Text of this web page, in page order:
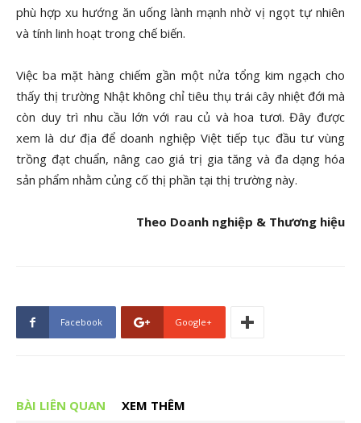
phù hợp xu hướng ăn uống lành mạnh nhờ vị ngọt tự nhiên
và tính linh hoạt trong chế biến.
Việc ba mặt hàng chiếm gần một nửa tổng kim ngạch cho
thấy thị trường Nhật không chỉ tiêu thụ trái cây nhiệt đới mà
còn duy trì nhu cầu lớn với rau củ và hoa tươi. Đây được
xem là dư địa để doanh nghiệp Việt tiếp tục đầu tư vùng
trồng đạt chuẩn, nâng cao giá trị gia tăng và đa dạng hóa
sản phẩm nhằm củng cố thị phần tại thị trường này.
Theo Doanh nghiệp & Thương hiệu
Facebook Google+
BÀI LIÊN QUAN XEM THÊM